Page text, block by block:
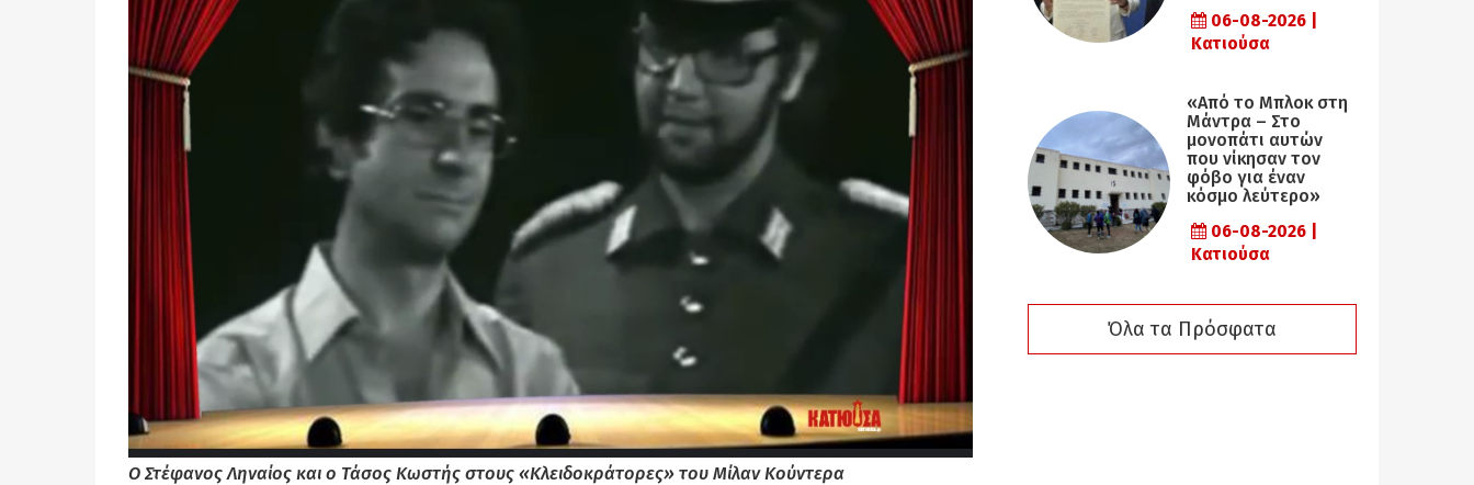
Ο Στέφανος Ληναίος και ο Τάσος Κωστής στους «Κλειδοκράτορες» του Μίλαν Κούντερα
06-08-2026 |
Κατιούσα
«Από το Μπλοκ στη
Μάντρα – Στο
μονοπάτι αυτών
που νίκησαν τον
φόβο για έναν
κόσμο λεύτερο»
06-08-2026 |
Κατιούσα
Όλα τα Πρόσφατα